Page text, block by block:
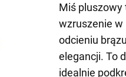
Miś pluszowy
wzruszenie w
odcieniu
elegancji. To
idealnie